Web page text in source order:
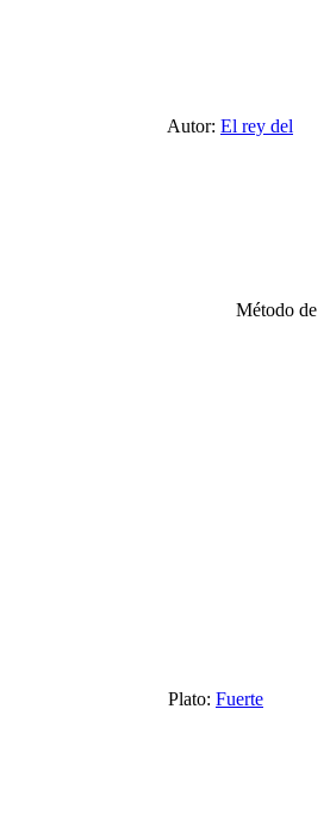
Autor: El rey del
Método de
Plato: Fuerte